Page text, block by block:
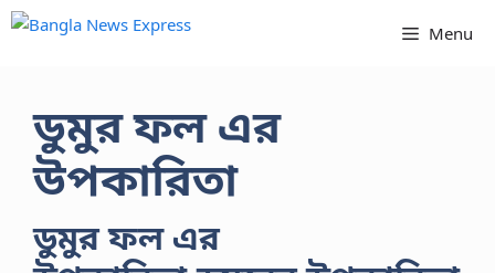
Skip
Menu
ডুমুর ফল এর
উপকারিতা
ডুমুর ফল এর